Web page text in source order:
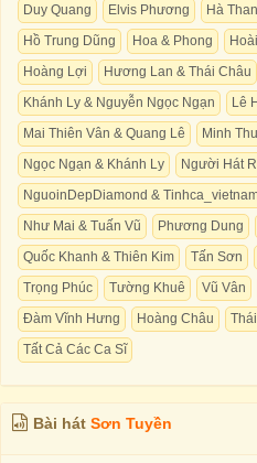
Duy Quang
Elvis Phương Hà
Hồ Trung Dũng
Hoa & Phong
Hoàng Lợi
Hương Lan & Thái Châu
Khánh Ly & Nguyễn Ngọc Ngạn
Lê
Mai Thiên Vân & Quang Lê
Minh
Ngọc Ngạn & Khánh Ly
Người Hát
NguoinDepDiamond &
Như Mai & Tuấn Vũ
Phương Dung
Quốc Khanh & Thiên Kim
Tấn Sơn
Trọng Phúc
Tường Khuê Vũ Vân
Đàm Vĩnh Hưng
Hoàng Châu
Tất Cả Các Ca Sĩ
Bài hát Sơn Tuyền